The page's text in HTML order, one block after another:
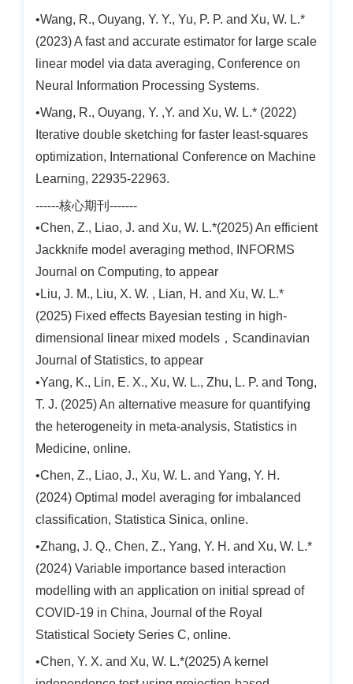
•Wang, R., Ouyang, Y. Y., Yu, P. P. and Xu, W. L.*
(2023) A fast and accurate estimator for large scale
linear model via data averaging, Conference on
Neural Information Processing Systems.
•Wang, R., Ouyang, Y. ,Y. and Xu, W. L.* (2022)
Iterative double sketching for faster least-squares
optimization, International Conference on Machine
Learning, 22935-22963.
------核心期刊-------
•Chen, Z., Liao, J. and Xu, W. L.*(2025) An efficient
Jackknife model averaging method, INFORMS
Journal on Computing, to appear
•Liu, J. M., Liu, X. W. , Lian, H. and Xu, W. L.*
(2025) Fixed effects Bayesian testing in high-
dimensional linear mixed models，Scandinavian
Journal of Statistics, to appear
•Yang, K., Lin, E. X., Xu, W. L., Zhu, L. P. and Tong,
T. J. (2025) An alternative measure for quantifying
the heterogeneity in meta-analysis, Statistics in
Medicine, online.
•Chen, Z., Liao, J., Xu, W. L. and Yang, Y. H.
(2024) Optimal model averaging for imbalanced
classification, Statistica Sinica, online.
•Zhang, J. Q., Chen, Z., Yang, Y. H. and Xu, W. L.*
(2024) Variable importance based interaction
modelling with an application on initial spread of
COVID-19 in China, Journal of the Royal
Statistical Society Series C, online.
•Chen, Y. X. and Xu, W. L.*(2025) A kernel